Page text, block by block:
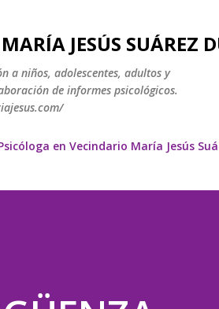
JESÚS SUÁREZ
a niños, adolescentes, adultos y
de informes psicológicos.
en Vecindario María Jesús